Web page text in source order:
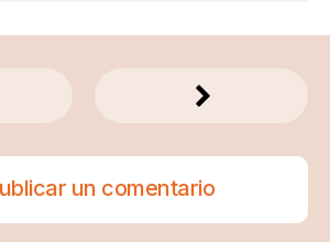
un comentario